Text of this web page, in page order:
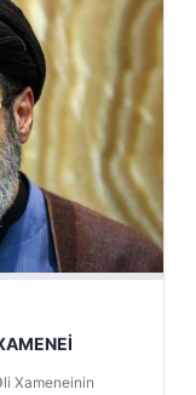
Xameneinin